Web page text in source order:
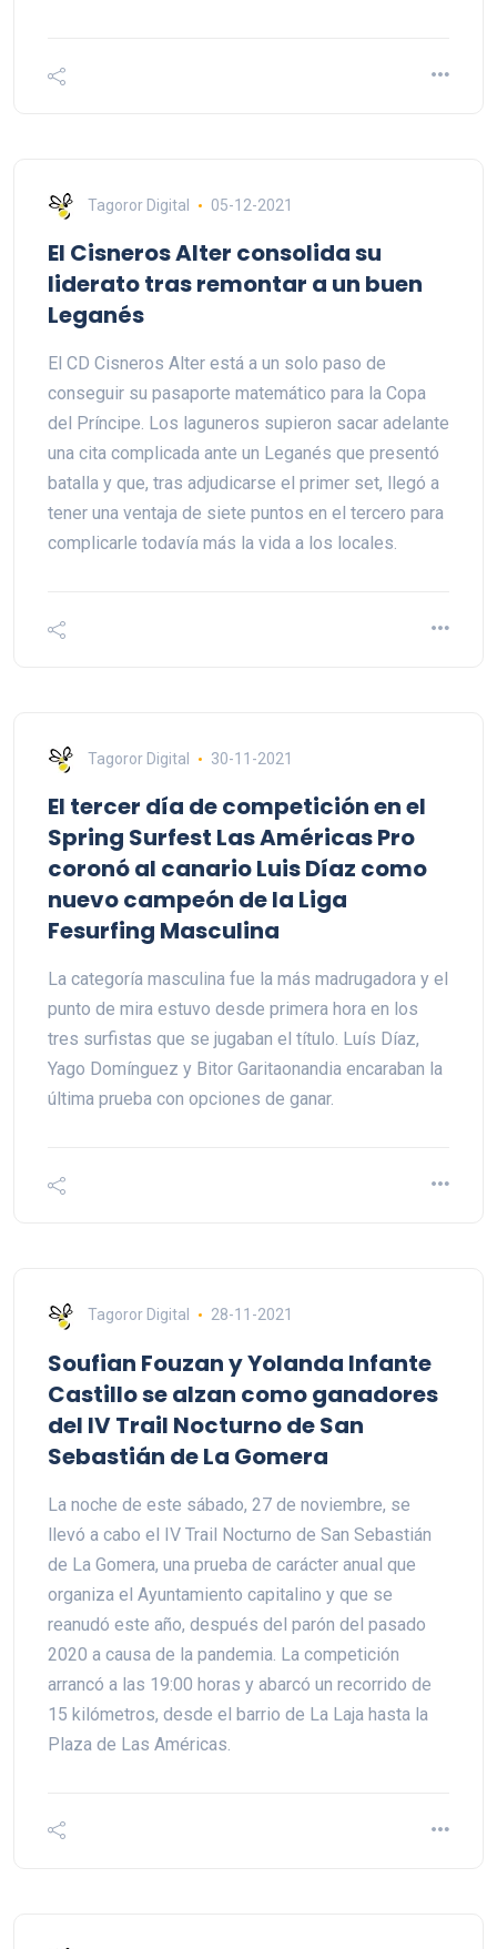
Tagoror Digital 05-12-2021
El Cisneros Alter consolida su
liderato tras remontar a un buen
Leganés
El CD Cisneros Alter está a un solo paso de
conseguir su pasaporte matemático para la Copa
del Príncipe. Los laguneros supieron sacar adelante
una cita complicada ante un Leganés que presentó
batalla y que, tras adjudicarse el primer set, llegó a
tener una ventaja de siete puntos en el tercero para
complicarle todavía más la vida a los locales.
Tagoror Digital 30-11-2021
El tercer día de competición en el
Spring Surfest Las Américas Pro
coronó al canario Luis Díaz como
nuevo campeón de la Liga
Fesurfing Masculina
La categoría masculina fue la más madrugadora y el
punto de mira estuvo desde primera hora en los
tres surfistas que se jugaban el título. Luís Díaz,
Yago Domínguez y Bitor Garitaonandia encaraban la
última prueba con opciones de ganar.
Tagoror Digital 28-11-2021
Soufian Fouzan y Yolanda Infante
Castillo se alzan como ganadores
del IV Trail Nocturno de San
Sebastián de La Gomera
La noche de este sábado, 27 de noviembre, se
llevó a cabo el IV Trail Nocturno de San Sebastián
de La Gomera, una prueba de carácter anual que
organiza el Ayuntamiento capitalino y que se
reanudó este año, después del parón del pasado
2020 a causa de la pandemia. La competición
arrancó a las 19:00 horas y abarcó un recorrido de
15 kilómetros, desde el barrio de La Laja hasta la
Plaza de Las Américas.